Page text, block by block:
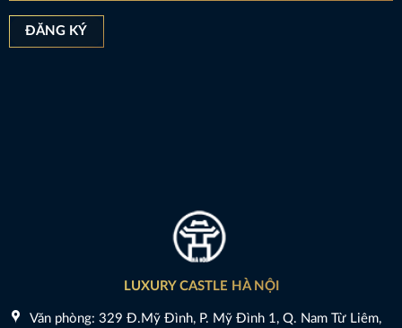
LUXURY CASTLE HÀ NỘI
Văn phòng: 329 Đ.Mỹ Đình, P. Mỹ Đình 1, Q. Nam Từ Liêm,